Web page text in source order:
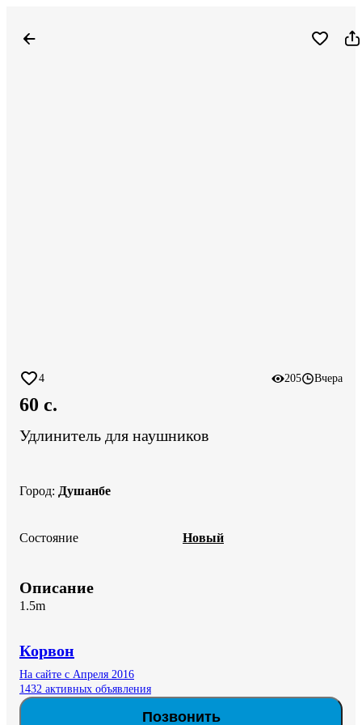
4 205 Вчера
60 c.
Удлинитель для наушников
Город: Душанбе
Состояние Новый
Описание
1.5m
Корвон
На сайте с Апреля 2016
1432 активных объявления
Позвонить